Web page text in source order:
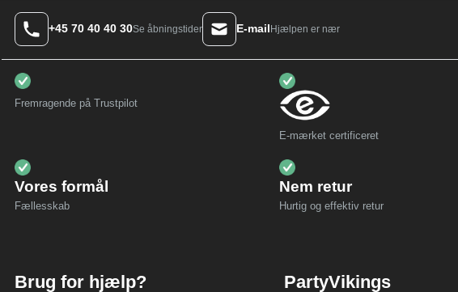
+45 70 40 40 30Se åbningstider E-mailHjælpen er nær
Fremragende på Trustpilot
E-mærket certificeret
Vores formål
Fællesskab
Nem retur
Hurtig og effektiv retur
Brug for hjælp? PartyVikings